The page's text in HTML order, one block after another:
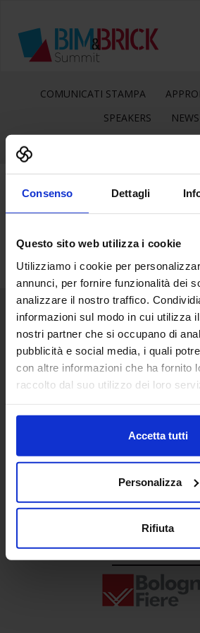
Consenso Dettagli
Questo sito web utilizza i cookie
Utilizziamo i cookie per
annunci, per fornire funzionalità dei
analizzare il nostro traffico.
informazioni sul modo in cui utilizza
nostri partner che si occupano di
pubblicità e social media, i quali
con altre informazioni che ha fornito
raccolto dal suo utilizzo dei loro
Accetta tutti
Personalizza
Rifiuta
COMUNICATI STAMPA
SPEAKERS
NEWS
Senaf srl
+ 39 02.332039460
Progetto e direzione